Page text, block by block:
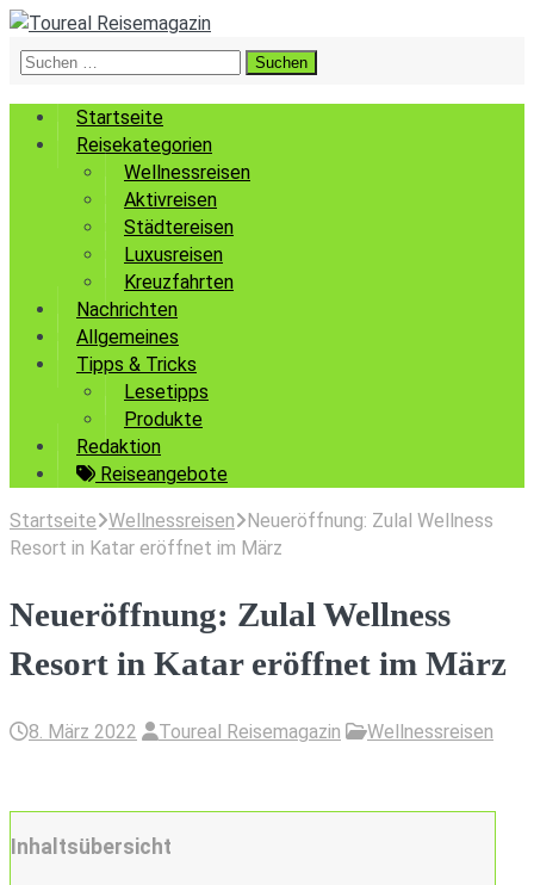
Suchen
Startseite
Reisekategorien
Wellnessreisen
Aktivreisen
Städtereisen
Luxusreisen
Kreuzfahrten
Nachrichten
Allgemeines
Tipps & Tricks
Lesetipps
Produkte
Redaktion
Reiseangebote
Startseite Wellnessreisen
Neueröffnung: Zulal Wellness
Resort in Katar eröffnet im März
Neueröffnung: Zulal Wellness
Resort in Katar eröffnet im März
8. März 2022 Toureal Reisemagazin Wellnessreisen
Inhaltsübersicht